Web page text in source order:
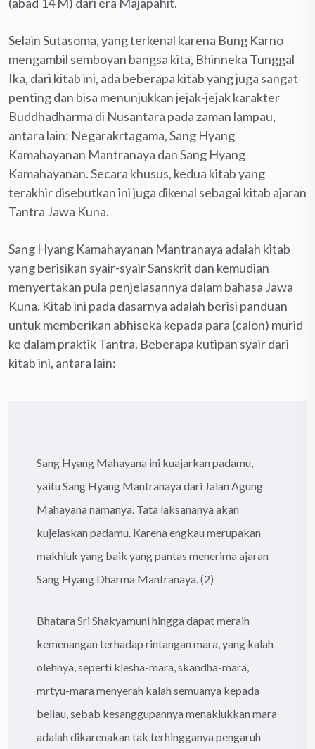
Selain Sutasoma, yang terkenal karena Bung Karno
mengambil semboyan bangsa kita, Bhinneka Tunggal
Ika, dari kitab ini, ada beberapa kitab yang juga sangat
penting dan bisa menunjukkan jejak-jejak karakter
Buddhadharma di Nusantara pada zaman lampau,
antara lain: Negarakrtagama, Sang Hyang
Kamahayanan Mantranaya dan Sang Hyang
Kamahayanan. Secara khusus, kedua kitab yang
terakhir disebutkan ini juga dikenal sebagai kitab ajaran
Tantra Jawa Kuna.
Sang Hyang Kamahayanan Mantranaya adalah kitab
yang berisikan syair-syair Sanskrit dan kemudian
menyertakan pula penjelasannya dalam bahasa Jawa
Kuna. Kitab ini pada dasarnya adalah berisi panduan
untuk memberikan abhiseka kepada para (calon) murid
ke dalam praktik Tantra. Beberapa kutipan syair dari
kitab ini, antara lain:
Sang Hyang Mahayana ini kuajarkan padamu,
yaitu Sang Hyang Mantranaya dari Jalan Agung
Mahayana namanya. Tata laksananya akan
kujelaskan padamu. Karena engkau merupakan
makhluk yang baik yang pantas menerima ajaran
Sang Hyang Dharma Mantranaya. (2)
Bhatara Sri Shakyamuni hingga dapat meraih
kemenangan terhadap rintangan mara, yang kalah
olehnya, seperti klesha-mara, skandha-mara,
mrtyu-mara menyerah kalah semuanya kepada
beliau, sebab kesanggupannya menaklukkan mara
adalah dikarenakan tak terhingganya pengaruh